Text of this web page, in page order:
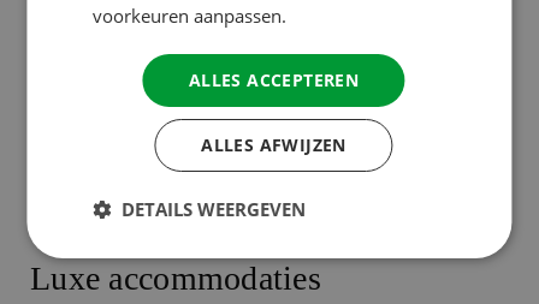
Luxe accommodaties
voorkeuren aanpassen.
ALLES ACCEPTEREN
ALLES AFWIJZEN
DETAILS WEERGEVEN